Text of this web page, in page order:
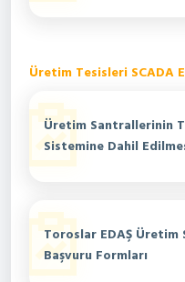
Üretim Tesisleri SCADA
Üretim Santrallerinin
Sistemine Dahil
Toroslar EDAŞ Üretim
Başvuru Formları